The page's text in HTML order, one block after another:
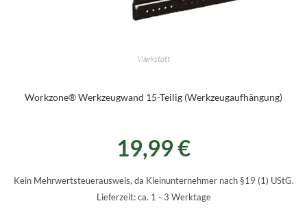
Werkstatt
Workzone® Werkzeugwand 15-Teilig (Werkzeugaufhängung)
19,99€
Kein Mehrwertsteuerausweis, da Kleinunternehmer nach §19 (1) UStG.
Lieferzeit: ca. 1 - 3 Werktage